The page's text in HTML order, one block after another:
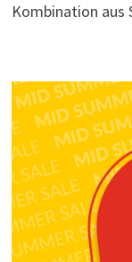
Kombination